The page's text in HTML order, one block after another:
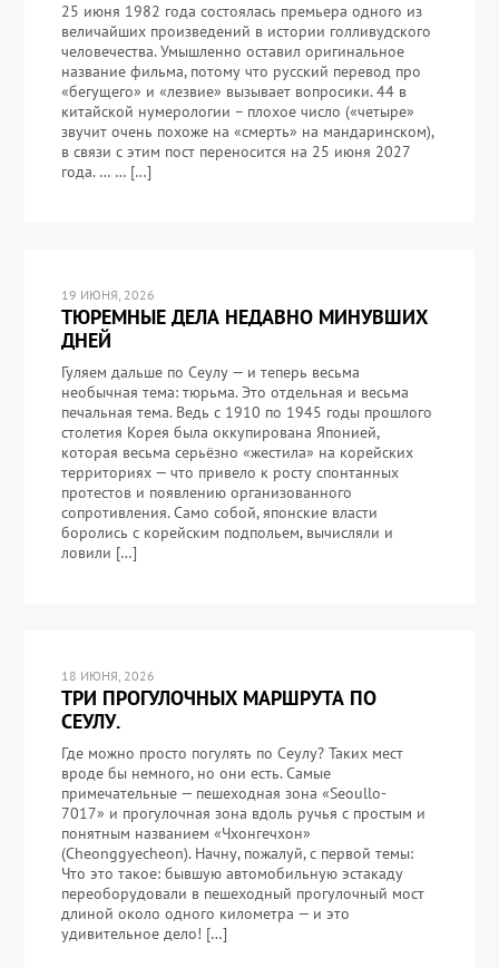
25 июня 1982 года состоялась премьера одного из
величайших произведений в истории голливудского
человечества. Умышленно оставил оригинальное
название фильма, потому что русский перевод про
«бегущего» и «лезвие» вызывает вопросики. 44 в
китайской нумерологии – плохое число («четыре»
звучит очень похоже на «смерть» на мандаринском),
в связи с этим пост переносится на 25 июня 2027
года. … … […]
19 ИЮНЯ, 2026
ТЮРЕМНЫЕ ДЕЛА НЕДАВНО МИНУВШИХ
ДНЕЙ
Гуляем дальше по Сеулу — и теперь весьма
необычная тема: тюрьма. Это отдельная и весьма
печальная тема. Ведь с 1910 по 1945 годы прошлого
столетия Корея была оккупирована Японией,
которая весьма серьёзно «жестила» на корейских
территориях — что привело к росту спонтанных
протестов и появлению организованного
сопротивления. Само собой, японские власти
боролись с корейским подпольем, вычисляли и
ловили […]
18 ИЮНЯ, 2026
ТРИ ПРОГУЛОЧНЫХ МАРШРУТА ПО
СЕУЛУ.
Где можно просто погулять по Сеулу? Таких мест
вроде бы немного, но они есть. Самые
примечательные — пешеходная зона «Seoullo-
7017» и прогулочная зона вдоль ручья с простым и
понятным названием «Чхонгечхон»
(Cheonggyecheon). Начну, пожалуй, с первой темы:
Что это такое: бывшую автомобильную эстакаду
переоборудовали в пешеходный прогулочный мост
длиной около одного километра — и это
удивительное дело! […]